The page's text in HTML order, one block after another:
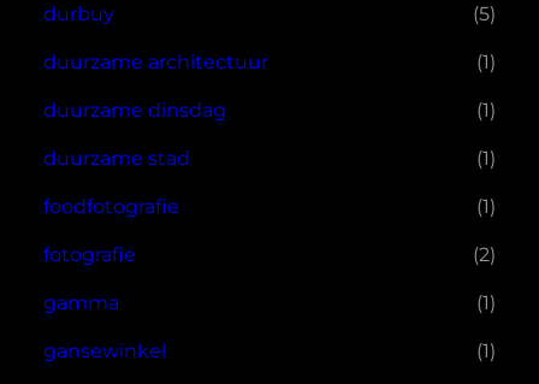
durbuy (5)
duurzame architectuur (1)
duurzame dinsdag (1)
duurzame stad (1)
foodfotografie (1)
fotografie (2)
gamma (1)
gansewinkel (1)